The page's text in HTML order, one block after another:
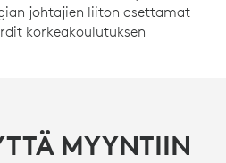
johtajien liiton asettamat
korkeakoulutuksen
MYYNTIIN